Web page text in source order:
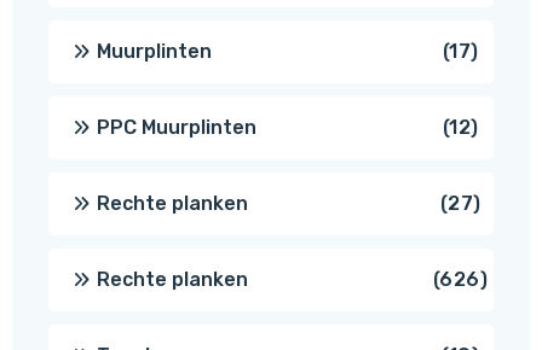
Muurplinten 1717
PPC Muurplinten 1212
Rechte planken 2727
Rechte planken 626626